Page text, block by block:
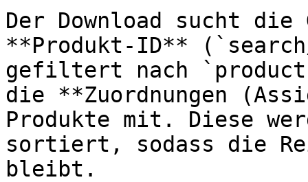
Der Download sucht die
**Produkt-ID**
gefiltert nach
die **Zuordnungen
Produkte mit. Diese
sortiert, sodass die
bleibt.